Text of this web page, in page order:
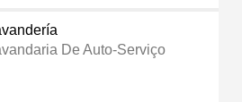
De Auto-Serviço